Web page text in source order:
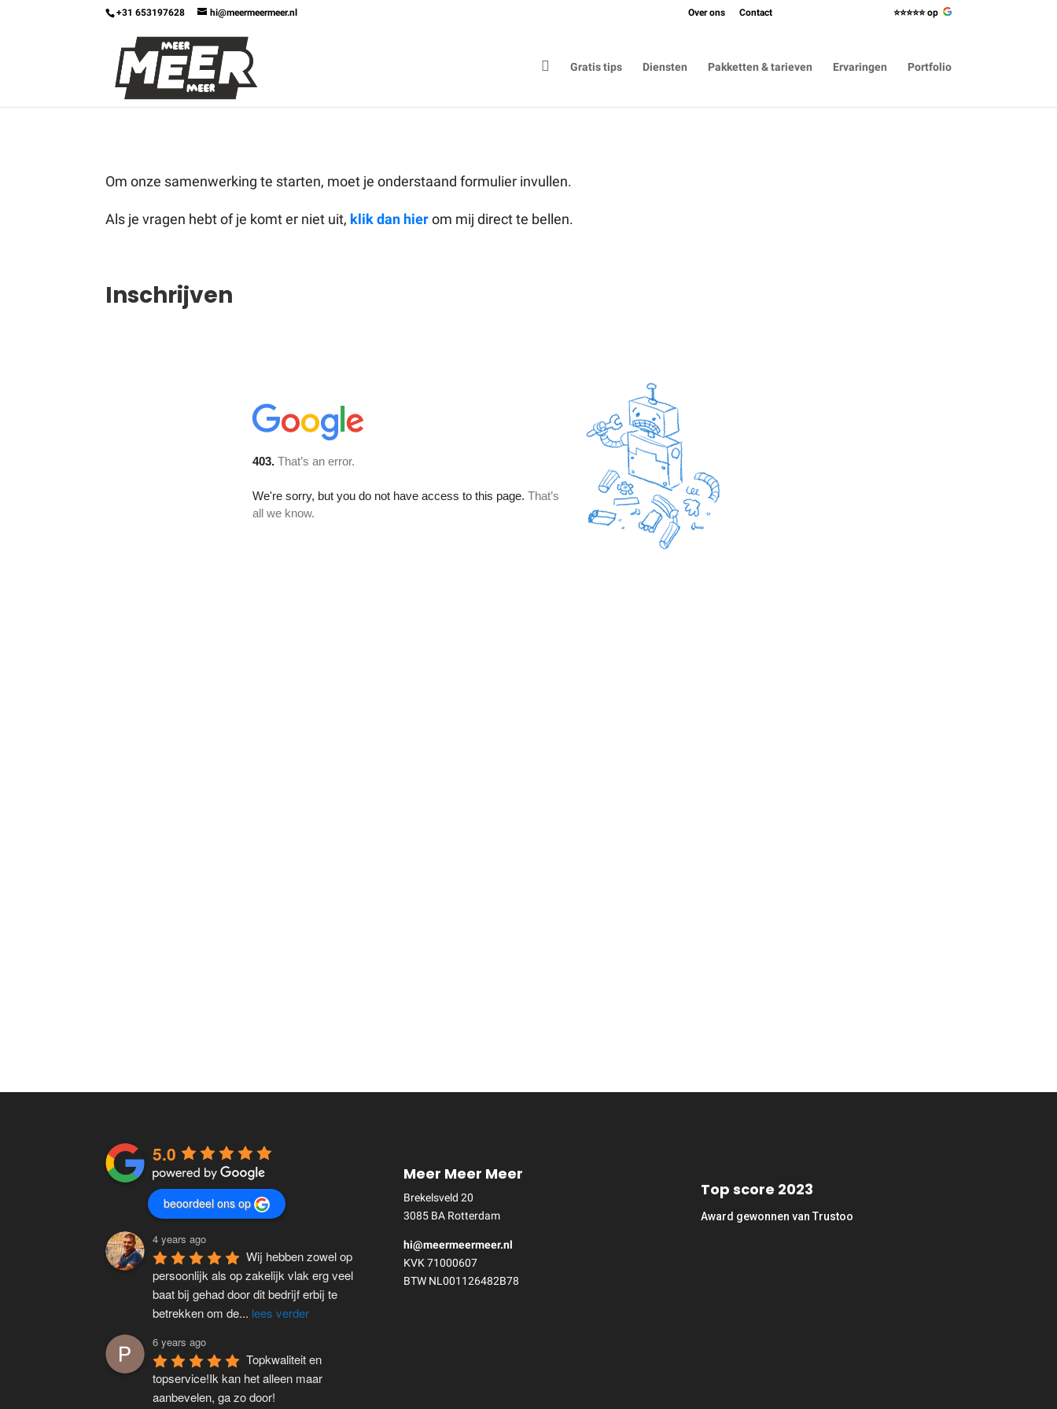
+31 653197628 hi@meermeermeer.nl Over ons Contact ⭐⭐⭐⭐⭐ op
 Gratis tips Diensten Pakketten & tarieven Ervaringen Portfolio
Om onze samenwerking te starten, moet je onderstaand formulier invullen.
Als je vragen hebt of je komt er niet uit, klik dan hierom mij direct te bellen.
Inschrijven
5.0
beoordeel ons op
4 years ago
Wij hebben zowel op
persoonlijk als op zakelijk vlak erg veel
baat bij gehad door dit bedrijf erbij te
betrekken om de... lees verder
6 years ago
Topkwaliteit en
topservice!Ik kan het alleen maar
aanbevelen, ga zo door!
Meer Meer Meer
Brekelsveld 20
3085 BA Rotterdam
hi@meermeermeer.nl
KVK 71000607
BTW NL001126482B78
Top score 2023
Award gewonnen van Trustoo